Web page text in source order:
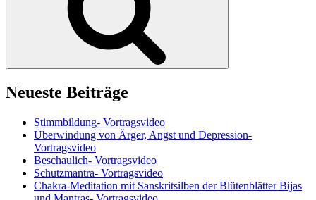
Neueste Beiträge
Stimmbildung- Vortragsvideo
Überwindung von Ärger, Angst und Depression-
Vortragsvideo
Beschaulich- Vortragsvideo
Schutzmantra- Vortragsvideo
Chakra-Meditation mit Sanskritsilben der Blütenblätter Bijas